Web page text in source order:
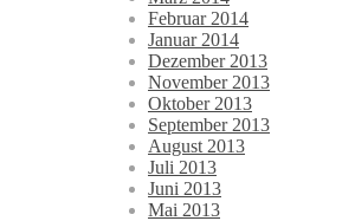
Februar 2014
Januar 2014
Dezember 2013
November 2013
Oktober 2013
September 2013
August 2013
Juli 2013
Juni 2013
Mai 2013